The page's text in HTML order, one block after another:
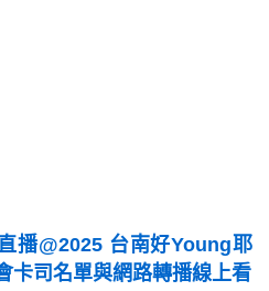
播@2025 台南好Young耶
卡司名單與網路轉播線上看